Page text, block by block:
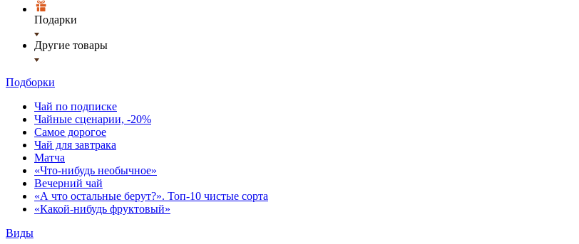
Подарки
Другие товары
Подборки
Чай по подписке
Чайные сценарии, -20%
Самое дорогое
Чай для завтрака
Матча
«Что-нибудь необычное»
Вечерний чай
«А что остальные берут?». Топ-10 чистые сорта
«Какой-нибудь фруктовый»
Виды